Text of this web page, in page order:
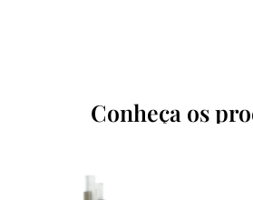
Conheça os